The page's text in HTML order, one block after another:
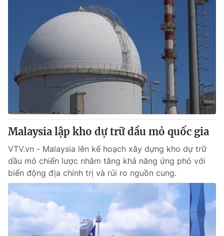
Thế giới
Tin tức
Thế giới đó đây
Câu chuyện quốc tế
Kinh tế
Thị trường
Góc doanh nghiệp
Dữ liệu và đời sống
Truyền hình
Phim VTV
Hậu trường
Nhân vật
Khán giả
Giải sao mai
Giải trí
Điện ảnh
Âm nhạc
Đời sống
Du lịch
Làm đẹp
Giáo dục
Malaysia lập kho dự trữ dầu mỏ quốc gia
VTV.vn - Malaysia lên kế hoạch xây dựng kho dự trữ
dầu mỏ chiến lược nhằm tăng khả năng ứng phó với
biến động địa chính trị và rủi ro nguồn cung.